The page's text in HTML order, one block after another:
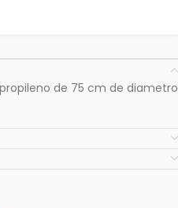
de 75 cm de diametro